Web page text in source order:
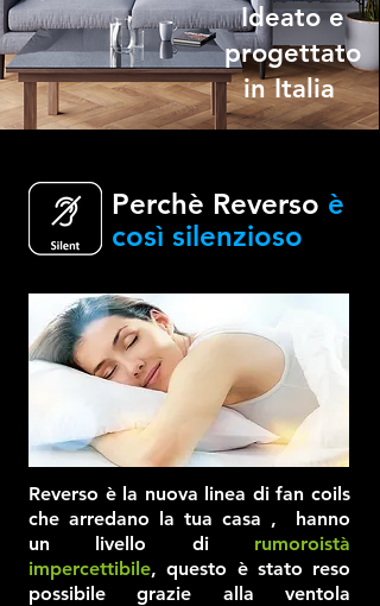
Ideato e
progettato
in Italia
Perchè Reverso è
così silenzioso
Reverso è la nuova linea di fan coils
che arredano la tua casa , hanno
un livello di rumoroistà
impercettibile, questo è stato reso
possibile grazie alla ventola